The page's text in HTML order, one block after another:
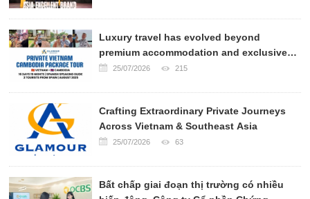
CHUYỂN UY TÍN CHÂU Á 2026.
Luxury travel has evolved beyond
premium accommodation and exclusive
transportation. Today, sophisticated
cultural connections.
25/07/2026 215
Crafting Extraordinary Private Journeys
Across Vietnam & Southeast Asia
25/07/2026 63
Bất chấp giai đoạn thị trường có nhiều